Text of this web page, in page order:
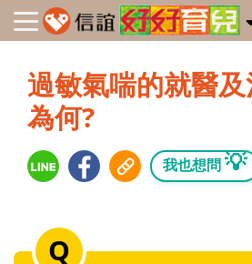
過敏氣喘的就醫
為何?
我也想問 💡